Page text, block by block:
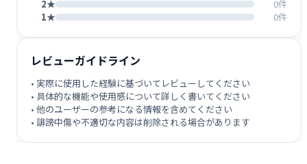
2★
0件
1★
0件
レビューガイドライン
• 実際に使用した経験に基づいてレビューしてください
• 具体的な機能や使用感について詳しく書いてください
• 他のユーザーの参考になる情報を含めてください
• 誹謗中傷や不適切な内容は削除される場合があります